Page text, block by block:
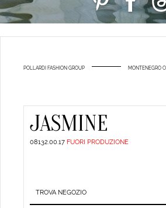
POLLARDI FASHION GROUP MONTENEGRO
JASMINE
08132.00.17 FUORI PRODUZIONE
TROVA NEGOZIO